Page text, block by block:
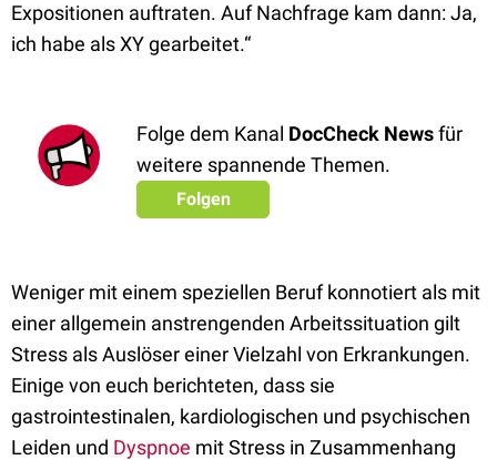
Expositionen auftraten. Auf Nachfrage kam dann: Ja,
ich habe als XY gearbeitet.“
Folge dem Kanal DocCheck Newsfür
weitere spannende Themen.
Folgen
Weniger mit einem speziellen Beruf konnotiert als mit
einer allgemein anstrengenden Arbeitssituation gilt
Stress als Auslöser einer Vielzahl von Erkrankungen.
Einige von euch berichteten, dass sie
gastrointestinalen, kardiologischen und psychischen
Leiden und Dyspnoe mit Stress in Zusammenhang